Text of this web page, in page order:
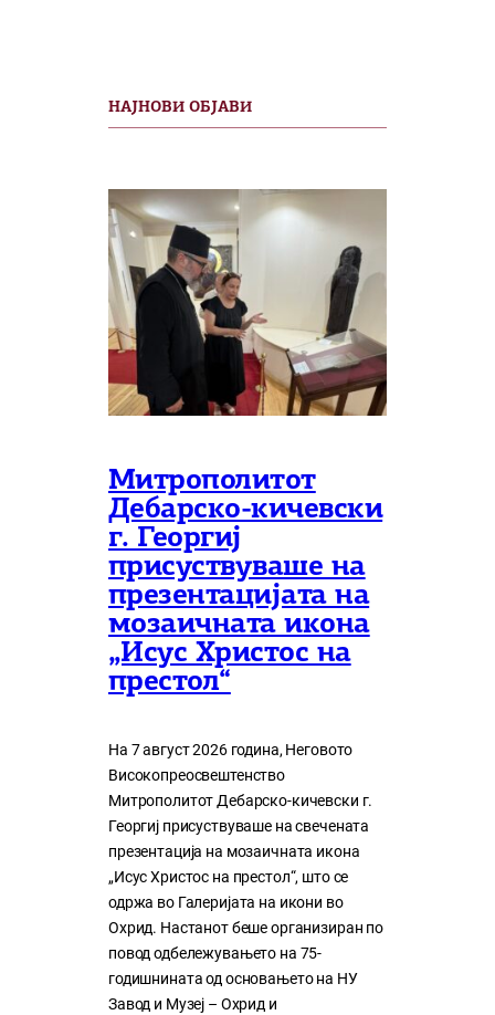
НАЈНОВИ ОБЈАВИ
Митрополитот
Дебарско-кичевски
г. Георгиј
присуствуваше на
презентацијата на
мозаичната икона
„Исус Христос на
престол“
На 7 август 2026 година, Неговото
Високопреосвештенство
Митрополитот Дебарско-кичевски г.
Георгиј присуствуваше на свечената
презентација на мозаичната икона
„Исус Христос на престол“, што се
одржа во Галеријата на икони во
Охрид. Настанот беше организиран по
повод одбележувањето на 75-
годишнината од основањето на НУ
Завод и Музеј – Охрид и